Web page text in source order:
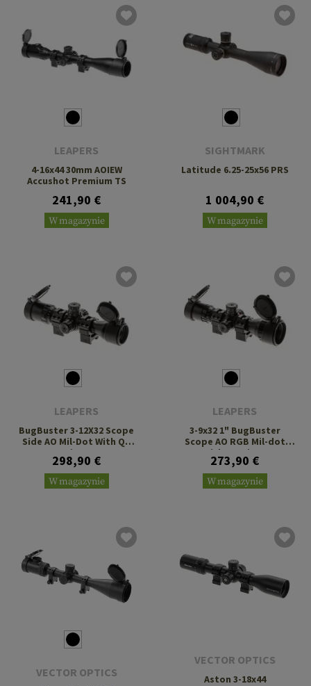
LEAPERS
4-16x44 30mm AOIEW
Accushot Premium TS
241,90 €
W magazynie
SIGHTMARK
Latitude 6.25-25x56 PRS
1 004,90 €
W magazynie
LEAPERS
BugBuster 3-12X32 Scope
Side AO Mil-Dot With QD
Rings
298,90 €
W magazynie
LEAPERS
3-9x32 1" BugBuster
Scope AO RGB Mil-dot
With QD Rings
273,90 €
W magazynie
VECTOR OPTICS
VECTOR OPTICS
Aston 3-18x44